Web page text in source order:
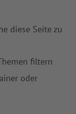
diese Seite zu
filtern
oder